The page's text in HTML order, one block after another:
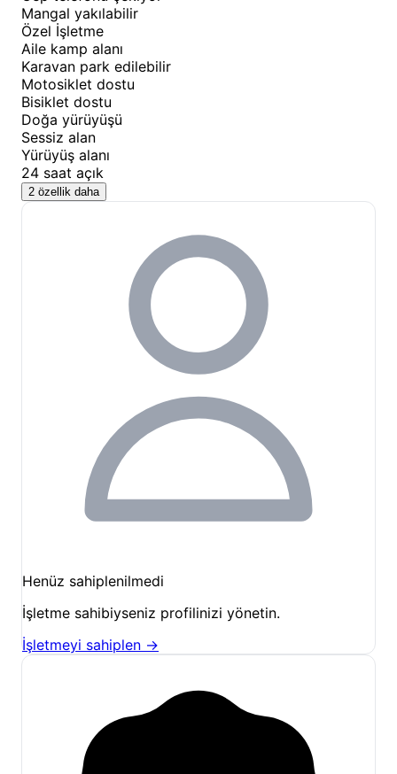
Mangal yakılabilir
Özel İşletme
Aile kamp alanı
Karavan park edilebilir
Motosiklet dostu
Bisiklet dostu
Doğa yürüyüşü
Sessiz alan
Yürüyüş alanı
24 saat açık
2 özellik daha
Henüz sahiplenilmedi
İşletme sahibiyseniz profilinizi yönetin.
İşletmeyi sahiplen →